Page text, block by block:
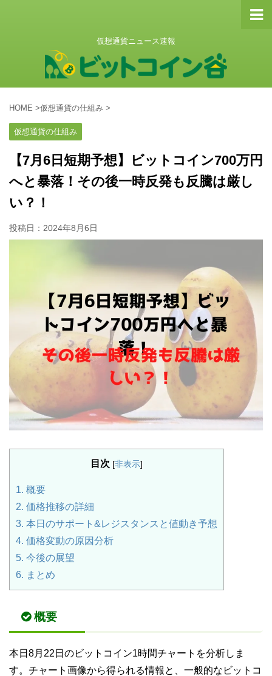
仮想通貨ニュース速報
HOME >仮想通貨の仕組み >
仮想通貨の仕組み
【7月6日短期予想】ビットコイン700万円
へと暴落！その後一時反発も反騰は厳し
い？！
投稿日： 2024年8月6日
目次 [非表示]
1. 概要
2. 価格推移の詳細
3. 本日のサポート&レジスタンスと値動き予想
4. 価格変動の原因分析
5. 今後の展望
6. まとめ
概要
本日8月22日のビットコイン1時間チャートを分析しま
す。チャート画像から得られる情報と、一般的なビットコ